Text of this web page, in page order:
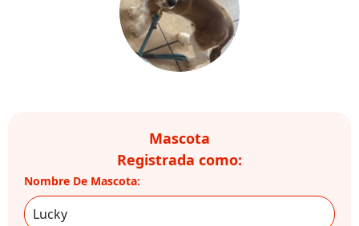
Mascota
Registrada como:
Nombre De Mascota: